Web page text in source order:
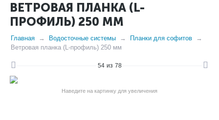
ВЕТРОВАЯ ПЛАНКА (L-
ПРОФИЛЬ) 250 ММ
Главная Водосточные системы
Планки для софитов
Ветровая планка (L-профиль) 250 мм
54 из 78
Наведите на картинку для увеличения